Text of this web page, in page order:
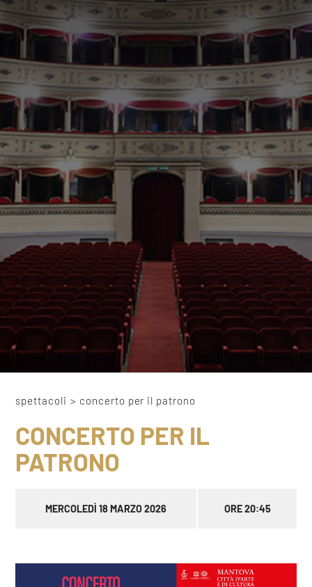
spettacoli > concerto per il patrono
CONCERTO PER IL
PATRONO
MERCOLEDÌ 18 MARZO 2026 ORE 20:45